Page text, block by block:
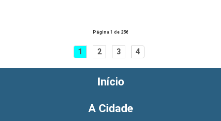
Página 1 de 256
1 2 3 4
Início
A Cidade